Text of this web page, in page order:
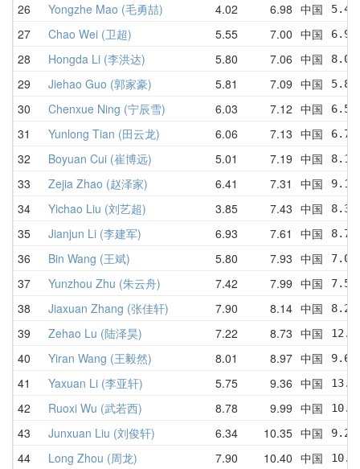
26 Yongzhe Mao (毛勇喆) 4.02 6.98 中国
27 Chao Wei (卫超) 5.55 7.00 中国
28 Hongda Li (李洪达) 5.80 7.06 中国
29 Jiehao Guo (郭家豪) 5.81 7.09 中国
30 Chenxue Ning (宁辰雪) 6.03 7.12 中国
31 Yunlong Tian (田云龙) 6.06 7.13 中国
32 Boyuan Cui (崔博远) 5.01 7.19 中国
33 Zejia Zhao (赵泽家) 6.41 7.31 中国
34 Yichao Liu (刘艺超) 3.85 7.43 中国
35 Jianjun Li (李建军) 6.93 7.61 中国
36 Bin Wang (王斌) 5.80 7.93 中国
37 Yunzhou Zhu (朱云舟) 7.42 7.99 中国
38 Jiaxuan Zhang (张佳轩) 7.90 8.14 中国
39 Zehao Lu (陆泽昊) 7.22 8.73 中国
40 Yiran Wang (王毅然) 8.01 8.97 中国
41 Yaxuan Li (李亚轩) 5.75 9.36 中国
42 Ruoxi Wu (武若西) 8.78 9.99 中国
43 Junxuan Liu (刘俊轩) 6.34 10.35 中国
44 Long Zhou (周龙) 7.90 10.40 中国